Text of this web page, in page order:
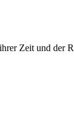
Zeit und der